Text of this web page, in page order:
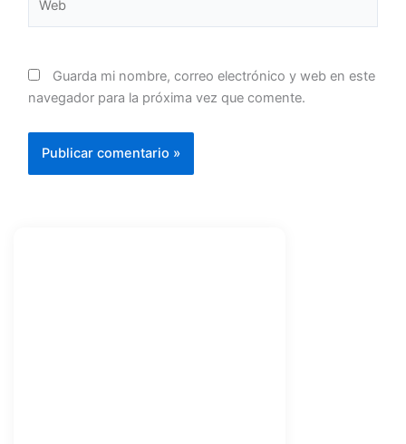
Guarda mi nombre, correo electrónico y web en este
navegador para la próxima vez que comente.